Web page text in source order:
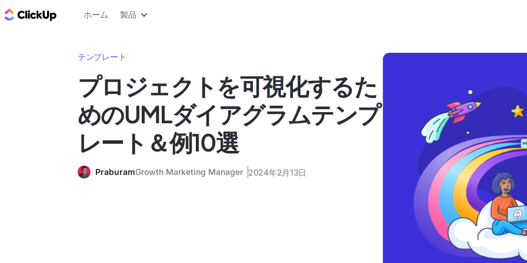
ClickUp ブログ
ホーム 製品
テンプレート
プロジェクトを可視化するた
めのUMLダイアグラムテンプ
レート＆例10選
PraburamGrowth Marketing Manager 2024年2月13日